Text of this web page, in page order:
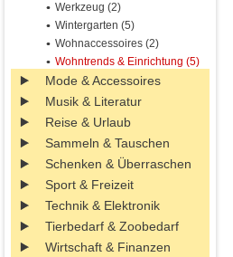
Werkzeug (2)
Wintergarten (5)
Wohnaccessoires (2)
Wohntrends & Einrichtung (5)
Mode & Accessoires
Musik & Literatur
Reise & Urlaub
Sammeln & Tauschen
Schenken & Überraschen
Sport & Freizeit
Technik & Elektronik
Tierbedarf & Zoobedarf
Wirtschaft & Finanzen